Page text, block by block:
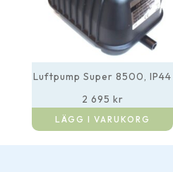
Luftpump Super 8500, IP44
2 695 kr
LÄGG I VARUKORG